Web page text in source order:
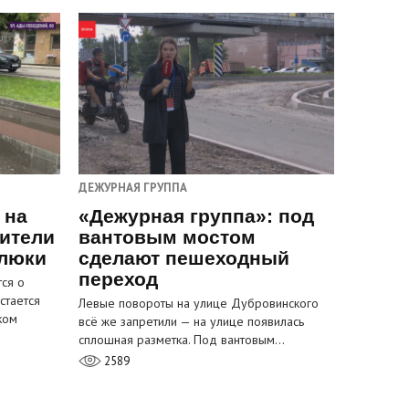
на
о
ДЕЖУРНАЯ ГРУППА
«Дежурная группа»: под
вантовым мостом
сделают пешеходный
переход
Левые повороты на улице Дубровинского
всё же запретили — на улице появилась
сплошная разметка. Под вантовым…
2589